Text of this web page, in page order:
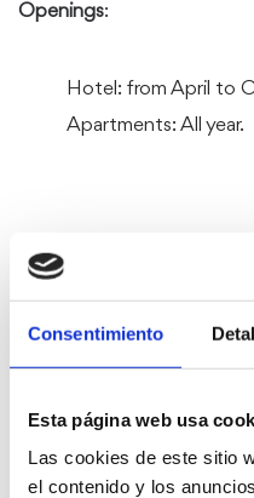
Consentimiento
Esta página web usa
Las cookies de este sitio
el contenido y los
Openings:
Hotel: from April to
Apartments: All year.
Services